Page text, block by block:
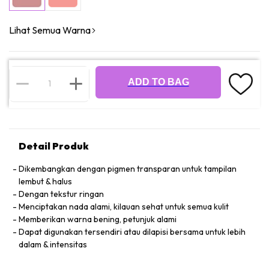
Lihat Semua Warna
ADD TO BAG
Detail Produk
Dikembangkan dengan pigmen transparan untuk tampilan
lembut & halus
Dengan tekstur ringan
Menciptakan nada alami, kilauan sehat untuk semua kulit
Memberikan warna bening, petunjuk alami
Dapat digunakan tersendiri atau dilapisi bersama untuk lebih
dalam & intensitas